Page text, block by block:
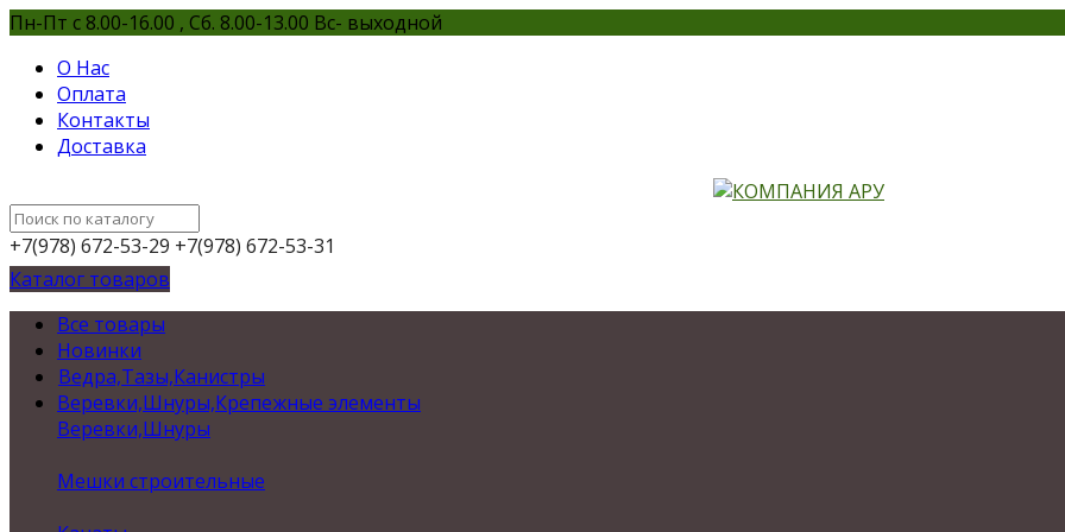
Пн-Пт с 8.00-16.00 , Сб. 8.00-13.00 Вс- выходной
О Нас
Оплата
Контакты
Доставка
+7(978) 672-53-29 +7(978) 672-53-31
Каталог товаров
Все товары
Новинки
Ведра,Тазы,Канистры
Веревки,Шнуры,Крепежные элементы
Веревки,Шнуры
Мешки строительные